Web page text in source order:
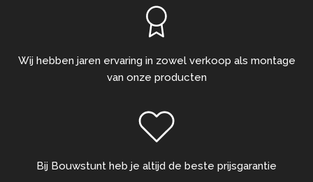
Wij hebben jaren ervaring in zowel verkoop als montage
van onze producten
Bij Bouwstunt heb je altijd de beste prijsgarantie